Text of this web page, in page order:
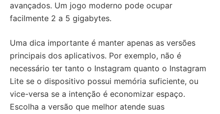
avançados. Um jogo moderno pode ocupar
facilmente 2 a 5 gigabytes.
Uma dica importante é manter apenas as versões
principais dos aplicativos. Por exemplo, não é
necessário ter tanto o Instagram quanto o Instagram
Lite se o dispositivo possui memória suficiente, ou
vice-versa se a intenção é economizar espaço.
Escolha a versão que melhor atende suas